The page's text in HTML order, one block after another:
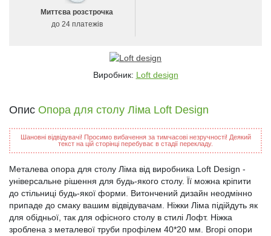
Миттєва розстрочка
до 24 платежів
Виробник: Loft design
Опис Опора для столу Ліма Loft Design
Шановні відвідувачі! Просимо вибачення за тимчасові незручності! Деякий
текст на цій сторінці перебуває в стадії перекладу.
Металева опора для столу Ліма від виробника Loft Design -
універсальне рішення для будь-якого столу. Її можна кріпити
до стільниці будь-якої форми. Витончений дизайн неодмінно
припаде до смаку вашим відвідувачам. Ніжки Ліма підійдуть як
для обідньої, так для офісного столу в стилі Лофт. Ніжка
зроблена з металевої труби профілем 40*20 мм. Вгорі опори